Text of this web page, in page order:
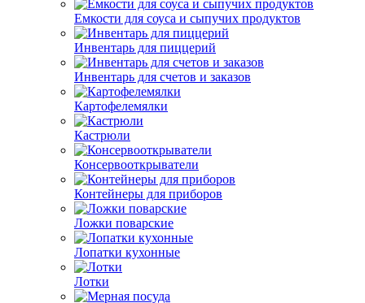
Емкости для соуса и сыпучих продуктов
Инвентарь для пиццерий
Инвентарь для счетов и заказов
Картофелемялки
Кастрюли
Консервооткрыватели
Контейнеры для приборов
Ложки поварские
Лопатки кухонные
Лотки